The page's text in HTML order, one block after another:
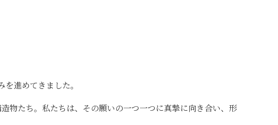
進めてきました。
物たち。私たちは、その願いの一つ一つに真摯に向き合い、形